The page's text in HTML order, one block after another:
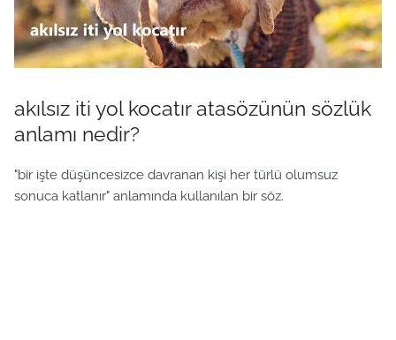
akılsız iti yol kocatır atasözünün sözlük
anlamı nedir?
"bir işte düşüncesizce davranan kişi her türlü olumsuz
sonuca katlanır" anlamında kullanılan bir söz.